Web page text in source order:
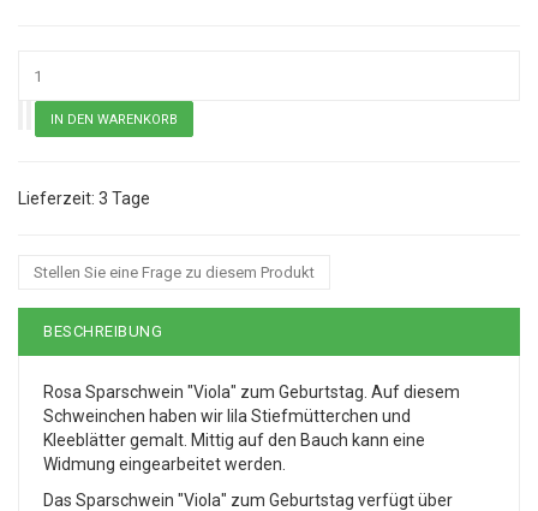
3 Tage
Stellen Sie eine Frage zu diesem Produkt
BESCHREIBUNG
Rosa Sparschwein "Viola" zum Geburtstag. Auf diesem
Schweinchen haben wir lila Stiefmütterchen und
Kleeblätter gemalt. Mittig auf den Bauch kann eine
Widmung eingearbeitet werden.
Das Sparschwein "Viola" zum Geburtstag verfügt über